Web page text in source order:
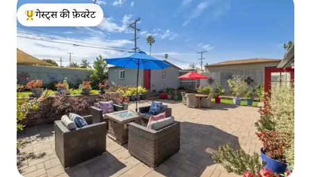
गेस्ट्स का टॉप फ़ेवरेट
गेस्ट्स की फ़ेवरेट